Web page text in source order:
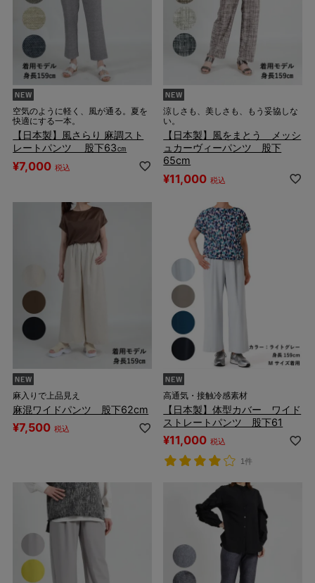
空気のように軽く、風が通る。夏を
快適にする一本。
【日本製】風さらり 麻調スト
レートパンツ 股下63㎝
¥7,000 税込
涼しさも、美しさも、もう妥協しな
い。
【日本製】風をまとう メッシ
ュカーヴィーパンツ 股下
65cm
¥11,000 税込
麻入りで上品見え
麻混ワイドパンツ 股下62cm
¥7,500 税込
高通気・接触冷感素材
【日本製】体型カバー ワイド
ストレートパンツ 股下61
¥11,000 税込
1件